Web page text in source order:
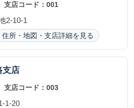
支店コード：001
2-10-1
住所・地図・支店詳細を見る
支店
支店コード：003
1-20